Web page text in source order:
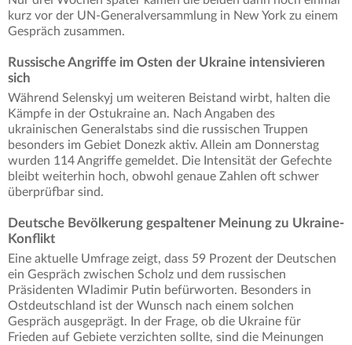
kurz vor der UN-Generalversammlung in New York zu einem
Gespräch zusammen.
Russische Angriffe im Osten der Ukraine intensivieren
sich
Während Selenskyj um weiteren Beistand wirbt, halten die
Kämpfe in der Ostukraine an. Nach Angaben des
ukrainischen Generalstabs sind die russischen Truppen
besonders im Gebiet Donezk aktiv. Allein am Donnerstag
wurden 114 Angriffe gemeldet. Die Intensität der Gefechte
bleibt weiterhin hoch, obwohl genaue Zahlen oft schwer
überprüfbar sind.
Deutsche Bevölkerung gespaltener Meinung zu Ukraine-
Konflikt
Eine aktuelle Umfrage zeigt, dass 59 Prozent der Deutschen
ein Gespräch zwischen Scholz und dem russischen
Präsidenten Wladimir Putin befürworten. Besonders in
Ostdeutschland ist der Wunsch nach einem solchen
Gespräch ausgeprägt. In der Frage, ob die Ukraine für
Frieden auf Gebiete verzichten sollte, sind die Meinungen